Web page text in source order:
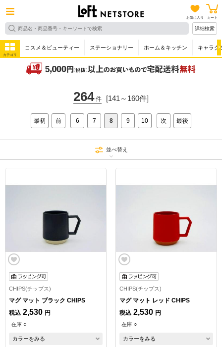
お気に入り カート
詳細検索
カテゴリ
コスメ＆ビューティー ステーショナリー ホーム＆キッチン キャラク
264件 [141～160件]
最初 前 6 7 8 9 10 次 最後
並べ替え
CHIPS(チップス)
マグ マット ブラック CHIPS
税込 2,530 円
在庫 ○
カラーをみる
CHIPS(チップス)
マグ マット レッド CHIPS
税込 2,530 円
在庫 ○
カラーをみる